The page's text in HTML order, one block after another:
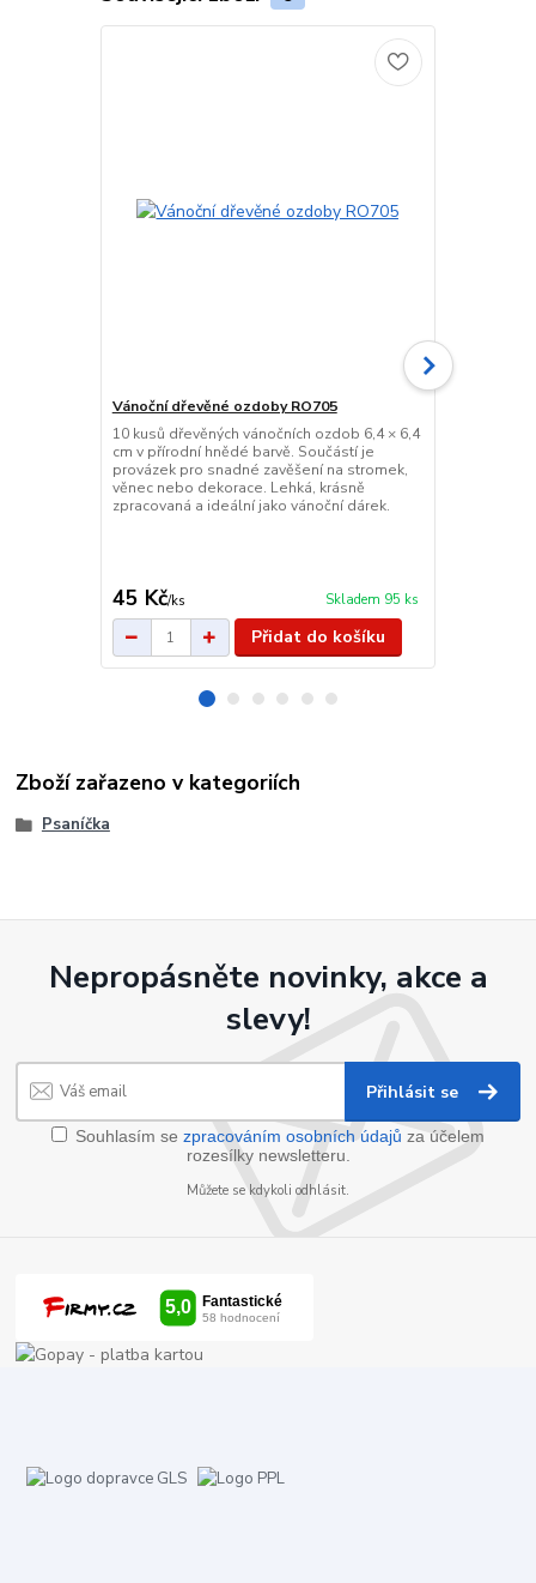
Vánoční dřevěné ozdoby RO705
10 kusů dřevěných vánočních ozdob 6,4 × 6,4
cm v přírodní hnědé barvě. Součástí je
provázek pro snadné zavěšení na stromek,
věnec nebo dekorace. Lehká, krásně
zpracovaná a ideální jako vánoční dárek.
45 Kč/ks Skladem 95 ks
Přidat do košíku
Zboží zařazeno v kategoriích
Psaníčka
Nepropásněte novinky, akce a
slevy!
Přihlásit se
Souhlasím se zpracováním osobních údajů za účelem
rozesílky newsletteru.
Můžete se kdykoli odhlásit.